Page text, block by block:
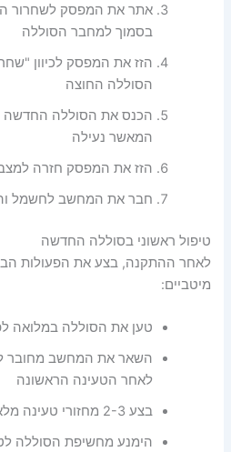
אתר את המפסק לשחרור
בסמוך למחבר הסוללה
הזז את המפסק לכיוון
הסוללה החוצה
הכנס את הסוללה החדשה
המאשר נעילה
הזז את המפסק חזרה
חבר את המחשב לחשמל
טיפול ראשוני בסוללה החדשה
לאחר ההתקנה, בצע את הפעולות
מיטביים:
טען את הסוללה במלואה
לאחר הטעינה הראשונה
בצע 2-3 מחזורי טעינה מלאים בשבוע הראשון
הימנע מחשיפת הסוללה